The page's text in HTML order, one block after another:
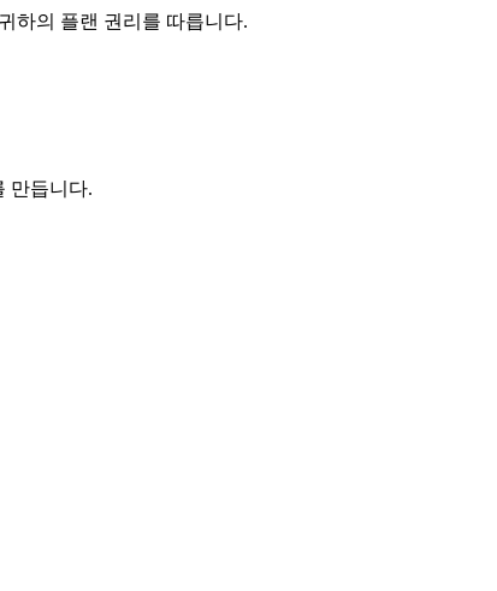
하의 플랜 권리를 따릅니다.
만듭니다.